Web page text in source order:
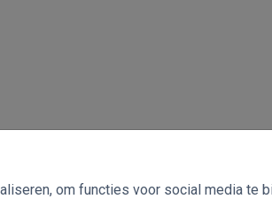
om functies voor social media te